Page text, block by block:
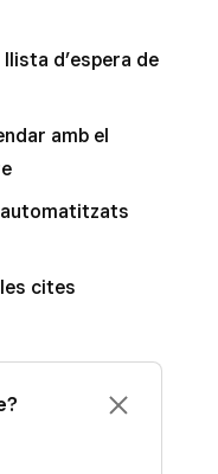
un
d’espera de
amb el
cites